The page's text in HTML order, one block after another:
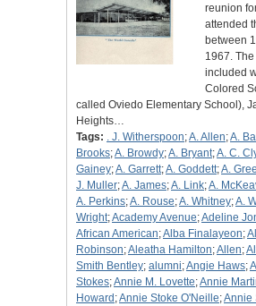
reunion
attended
between
1967.
included
Colored
called Oviedo Elementary School),
Heights…
Tags: . J. Witherspoon;A. Allen;A.
Brooks;A. Browdy;A. Bryant;A. C.
Gainey;A. Garrett;A. Goddett;A.
J. Muller;A. James;A. Link;A.
A. Perkins;A. Rouse;A. Whitney;A.
Wright;Academy Avenue;Adeline
African American;Alba Finalayeon;
Robinson;Aleatha Hamilton;Allen;
Smith Bentley; alumni;Angie Haws;
Stokes;Annie M. Lovette;Annie
Howard ;Annie Stoke O'Neille;Annie